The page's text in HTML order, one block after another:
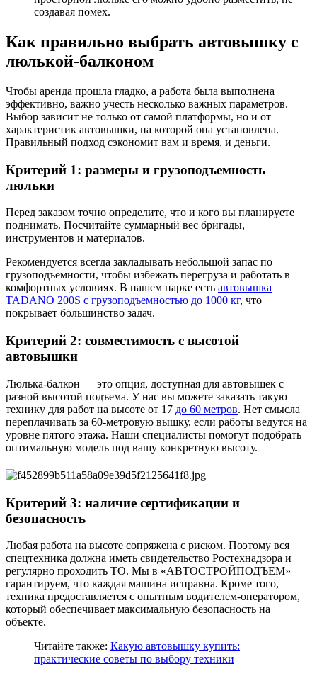
создавая помех.
Как правильно выбрать автовышку с
люлькой-балконом
Чтобы аренда прошла гладко, а работа была выполнена
эффективно, важно учесть несколько важных параметров.
Выбор зависит не только от самой платформы, но и от
характеристик автовышки, на которой она установлена.
Правильный подход сэкономит вам и время, и деньги.
Критерий 1: размеры и грузоподъемность
люльки
Перед заказом точно определите, что и кого вы планируете
поднимать. Посчитайте суммарный вес бригады,
инструментов и материалов.
Рекомендуется всегда закладывать небольшой запас по
грузоподъемности, чтобы избежать перегруза и работать в
комфортных условиях. В нашем парке есть автовышка
TADANO 200S с грузоподъемностью до 1000 кг, что
покрывает большинство задач.
Критерий 2: совместимость с высотой
автовышки
Люлька-балкон — это опция, доступная для автовышек с
разной высотой подъема. У нас вы можете заказать такую
технику для работ на высоте от 17 до 60 метров. Нет смысла
переплачивать за 60-метровую вышку, если работы ведутся на
уровне пятого этажа. Наши специалисты помогут подобрать
оптимальную модель под вашу конкретную высоту.
Критерий 3: наличие сертификации и
безопасность
Любая работа на высоте сопряжена с риском. Поэтому вся
спецтехника должна иметь свидетельство Ростехнадзора и
регулярно проходить ТО. Мы в «АВТОСТРОЙПОДЪЕМ»
гарантируем, что каждая машина исправна. Кроме того,
техника предоставляется с опытным водителем-оператором,
который обеспечивает максимальную безопасность на
объекте.
Читайте также: Какую автовышку купить:
практические советы по выбору техники